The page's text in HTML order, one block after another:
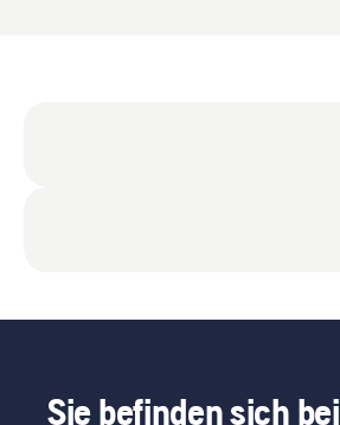
Sie befinden sich bei